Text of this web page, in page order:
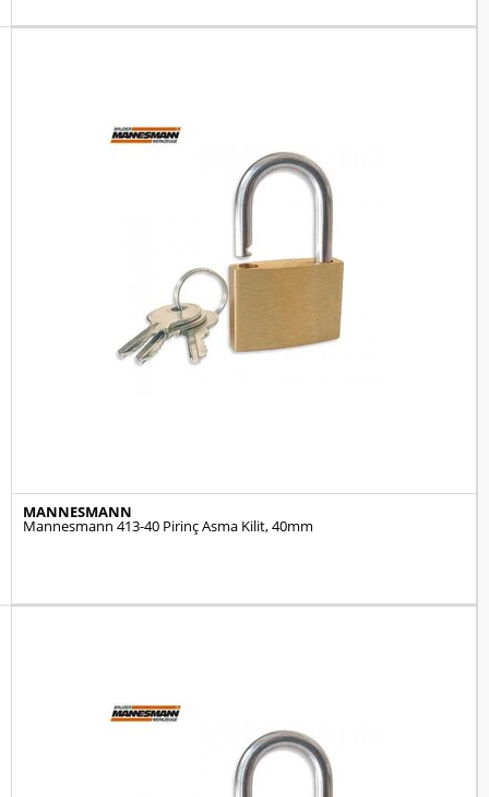
MANNESMANN
Mannesmann 413-40 Pirinç Asma Kilit, 40mm